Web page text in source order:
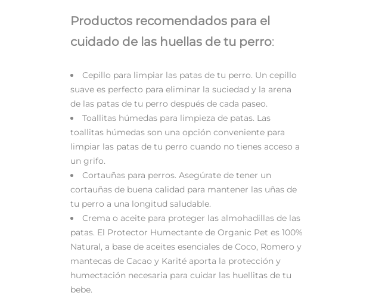
Productos recomendados para el
cuidado de las huellas de tu perro:
Cepillo para limpiar las patas de tu perro. Un cepillo
suave es perfecto para eliminar la suciedad y la arena
de las patas de tu perro después de cada paseo.
Toallitas húmedas para limpieza de patas. Las
toallitas húmedas son una opción conveniente para
limpiar las patas de tu perro cuando no tienes acceso a
un grifo.
Cortauñas para perros. Asegúrate de tener un
cortauñas de buena calidad para mantener las uñas de
tu perro a una longitud saludable.
Crema o aceite para proteger las almohadillas de las
patas. El Protector Humectante de Organic Pet es 100%
Natural, a base de aceites esenciales de Coco, Romero y
mantecas de Cacao y Karité aporta la protección y
humectación necesaria para cuidar las huellitas de tu
bebe.